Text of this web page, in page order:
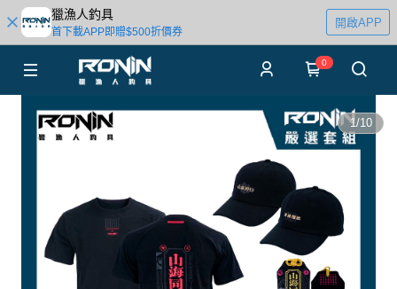
獵漁人釣具
首下載APP即贈$500折價券
開啟APP
0
1/10